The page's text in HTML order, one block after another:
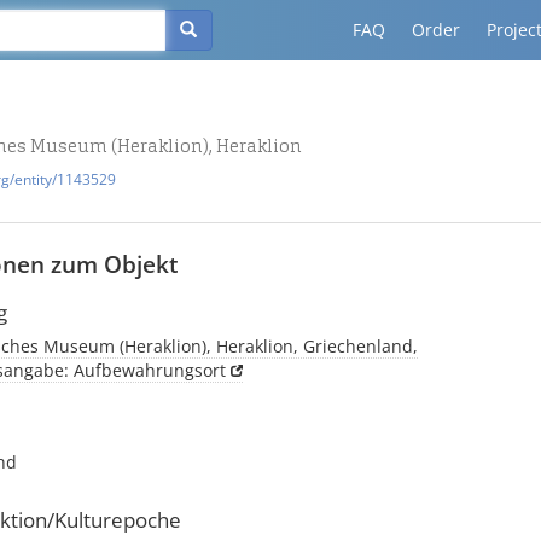
FAQ Order
Museum (Heraklion), Heraklion
entity/1143529
zum Objekt
Museum (Heraklion), Heraklion, Griechenland,
Aufbewahrungsort
Kulturepoche